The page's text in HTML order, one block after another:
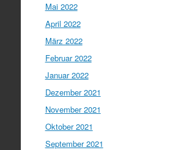
Mai 2022
April 2022
März 2022
Februar 2022
Januar 2022
Dezember 2021
November 2021
Oktober 2021
September 2021